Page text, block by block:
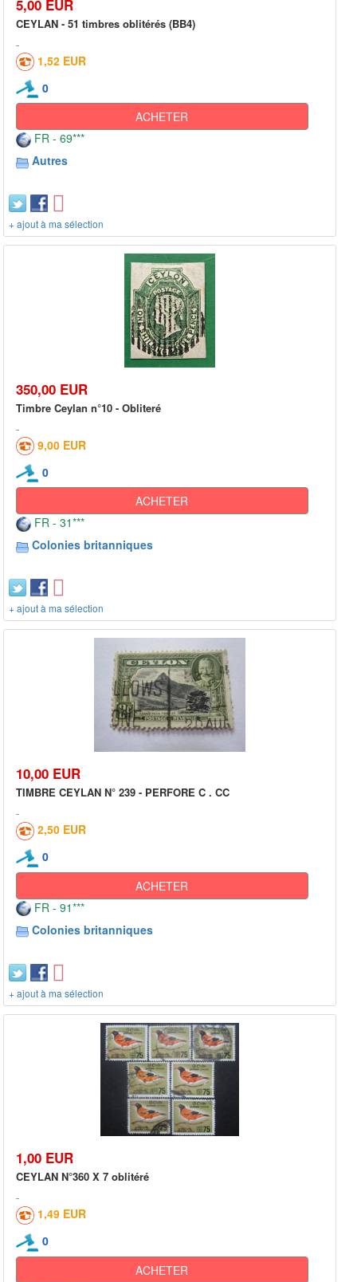
5,00 EUR
CEYLAN - 51 timbres oblitérés (BB4)
1,52 EUR
0
ACHETER
FR - 69***
Autres
+ ajout à ma sélection
350,00 EUR
Timbre Ceylan n°10 - Obliteré
9,00 EUR
0
ACHETER
FR - 31***
Colonies britanniques
+ ajout à ma sélection
10,00 EUR
TIMBRE CEYLAN N° 239 - PERFORE C . CC
2,50 EUR
0
ACHETER
FR - 91***
Colonies britanniques
+ ajout à ma sélection
1,00 EUR
CEYLAN N°360 X 7 oblitéré
1,49 EUR
0
ACHETER